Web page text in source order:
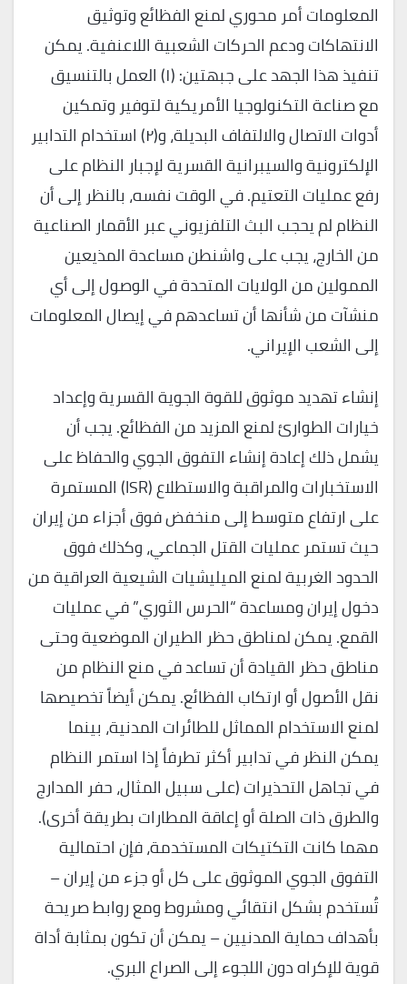
المعلومات أمر محوري لمنع الفظائع وتوثيق
الانتهاكات ودعم الحركات الشعبية اللاعنفية. يمكن
تنفيذ هذا الجهد على جبهتين: (١) العمل بالتنسيق
مع صناعة التكنولوجيا الأمريكية لتوفير وتمكين
أدوات الاتصال والالتفاف البديلة، و(٢) استخدام التدابير
الإلكترونية والسيبرانية القسرية لإجبار النظام على
رفع عمليات التعتيم. في الوقت نفسه، بالنظر إلى أن
النظام لم يحجب البث التلفزيوني عبر الأقمار الصناعية
من الخارج، يجب على واشنطن مساعدة المذيعين
الممولين من الولايات المتحدة في الوصول إلى أي
منشآت من شأنها أن تساعدهم في إيصال المعلومات
إلى الشعب الإيراني.
إنشاء تهديد موثوق للقوة الجوية القسرية وإعداد
خيارات الطوارئ لمنع المزيد من الفظائع. يجب أن
يشمل ذلك إعادة إنشاء التفوق الجوي والحفاظ على
الاستخبارات والمراقبة والاستطلاع (ISR) المستمرة
على ارتفاع متوسط ​​إلى منخفض فوق أجزاء من إيران
حيث تستمر عمليات القتل الجماعي، وكذلك فوق
الحدود الغربية لمنع الميليشيات الشيعية العراقية من
دخول إيران ومساعدة “الحرس الثوري” في عمليات
القمع. يمكن لمناطق حظر الطيران الموضعية وحتى
مناطق حظر القيادة أن تساعد في منع النظام من
نقل الأصول أو ارتكاب الفظائع. يمكن أيضاً تخصيصها
لمنع الاستخدام المماثل للطائرات المدنية، بينما
يمكن النظر في تدابير أكثر تطرفاً إذا استمر النظام
في تجاهل التحذيرات (على سبيل المثال، حفر المدارج
والطرق ذات الصلة أو إعاقة المطارات بطريقة أخرى).
مهما كانت التكتيكات المستخدمة، فإن احتمالية
التفوق الجوي الموثوق على كل أو جزء من إيران –
تُستخدم بشكل انتقائي ومشروط ومع روابط صريحة
بأهداف حماية المدنيين – يمكن أن تكون بمثابة أداة
قوية للإكراه دون اللجوء إلى الصراع البري.